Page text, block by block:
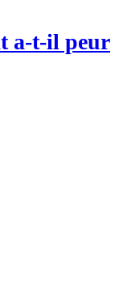
a-t-il peur